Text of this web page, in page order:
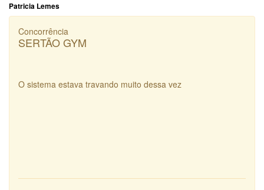
Patricia Lemes
Concorrência
SERTÃO GYM
O sistema estava travando muito dessa vez